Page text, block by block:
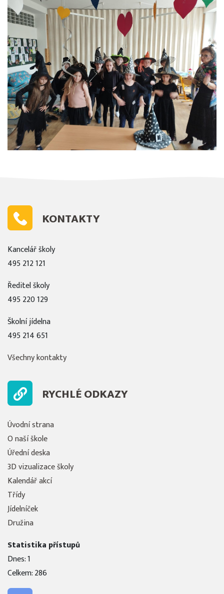
KONTAKTY
Kancelář školy
495 212 121
Ředitel školy
495 220 129
Školní jídelna
495 214 651
Všechny kontakty
RYCHLÉ ODKAZY
Úvodní strana
O naší škole
Úřední deska
3D vizualizace školy
Kalendář akcí
Třídy
Jídelníček
Družina
Statistika přístupů
Dnes: 1
Celkem: 286